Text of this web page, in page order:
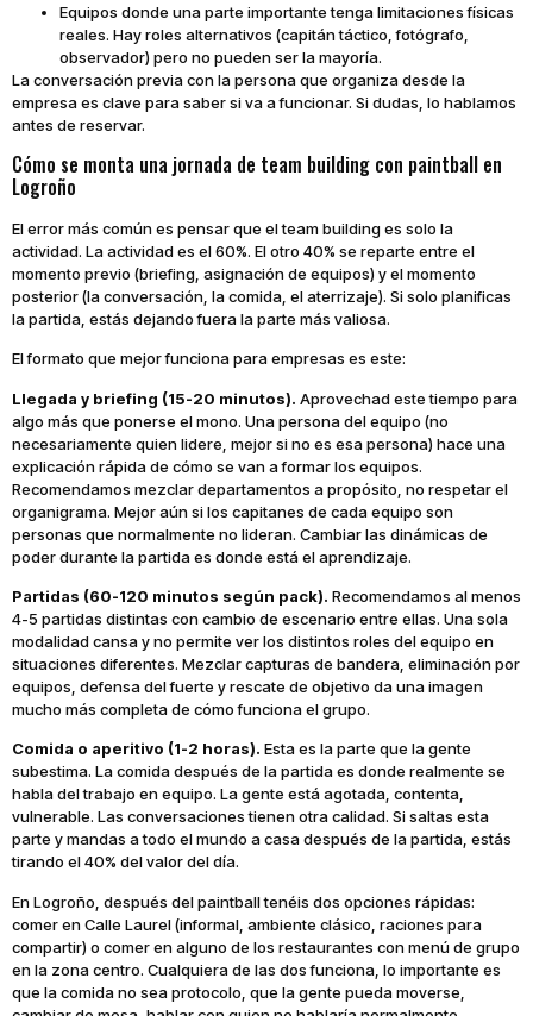
Equipos donde una parte importante tenga limitaciones físicas
reales. Hay roles alternativos (capitán táctico, fotógrafo,
observador) pero no pueden ser la mayoría.
La conversación previa con la persona que organiza desde la
empresa es clave para saber si va a funcionar. Si dudas, lo hablamos
antes de reservar.
Cómo se monta una jornada de team building con paintball en
Logroño
El error más común es pensar que el team building es solo la
actividad. La actividad es el 60%. El otro 40% se reparte entre el
momento previo (briefing, asignación de equipos) y el momento
posterior (la conversación, la comida, el aterrizaje). Si solo planificas
la partida, estás dejando fuera la parte más valiosa.
El formato que mejor funciona para empresas es este:
Llegada y briefing (15-20 minutos). Aprovechad este tiempo para
algo más que ponerse el mono. Una persona del equipo (no
necesariamente quien lidere, mejor si no es esa persona) hace una
explicación rápida de cómo se van a formar los equipos.
Recomendamos mezclar departamentos a propósito, no respetar el
organigrama. Mejor aún si los capitanes de cada equipo son
personas que normalmente no lideran. Cambiar las dinámicas de
poder durante la partida es donde está el aprendizaje.
Partidas (60-120 minutos según pack). Recomendamos al menos
4-5 partidas distintas con cambio de escenario entre ellas. Una sola
modalidad cansa y no permite ver los distintos roles del equipo en
situaciones diferentes. Mezclar capturas de bandera, eliminación por
equipos, defensa del fuerte y rescate de objetivo da una imagen
mucho más completa de cómo funciona el grupo.
Comida o aperitivo (1-2 horas). Esta es la parte que la gente
subestima. La comida después de la partida es donde realmente se
habla del trabajo en equipo. La gente está agotada, contenta,
vulnerable. Las conversaciones tienen otra calidad. Si saltas esta
parte y mandas a todo el mundo a casa después de la partida, estás
tirando el 40% del valor del día.
En Logroño, después del paintball tenéis dos opciones rápidas:
comer en Calle Laurel (informal, ambiente clásico, raciones para
compartir) o comer en alguno de los restaurantes con menú de grupo
en la zona centro. Cualquiera de las dos funciona, lo importante es
que la comida no sea protocolo, que la gente pueda moverse,